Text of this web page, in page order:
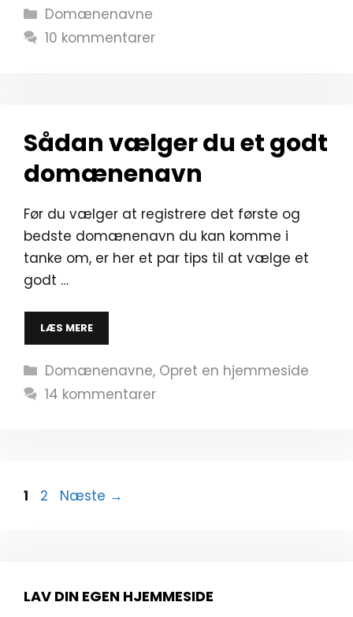
Kategorier
Domænenavne
10 kommentarer
Sådan vælger du et godt
domænenavn
Før du vælger at registrere det første og
bedste domænenavn du kan komme i
tanke om, er her et par tips til at vælge et
godt …
LÆS MERE
Kategorier
Domænenavne, Opret en hjemmeside
14 kommentarer
Side
1 Side
2 Næste →
LAV DIN EGEN HJEMMESIDE